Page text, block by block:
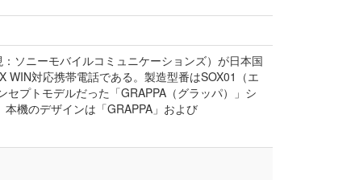
ソニーモバイルコミュニケーションズ）が日本国
WIN対応携帯電話である。製造型番はSOX01（エ
プトモデルだった「GRAPPA（グラッパ）」シ
機のデザインは「GRAPPA」および